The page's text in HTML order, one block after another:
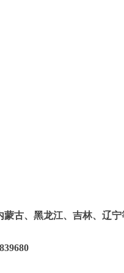
蒙古、黑龙江、吉林、辽宁